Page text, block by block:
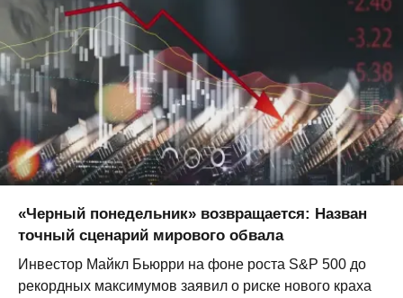
«Черный понедельник» возвращается: Назван
точный сценарий мирового обвала
Инвестор Майкл Бьюрри на фоне роста S&P 500 до
рекордных максимумов заявил о риске нового краха